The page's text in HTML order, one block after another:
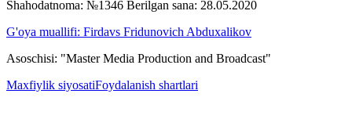
Shahodatnoma: №1346 Berilgan sana: 28.05.2020
G'oya muallifi: Firdavs Fridunovich Abduxalikov
Asoschisi: "Master Media Production and Broadcast"
Maxfiylik siyosatiFoydalanish shartlari